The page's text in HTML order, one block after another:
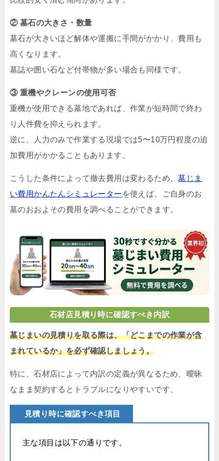
② 墓石の大きさ・数量
墓石が大きいほど解体や運搬に手間がかかり、費用も
高くなります。
墓誌や囲い石など付帯物が多い場合も同様です。
③ 重機やクレーンの使用可否
重機が使用できる墓地であれば、作業が短時間で終わ
り人件費を抑えられます。
逆に、人力のみで作業する現場では5〜10万円程度の追
加費用がかかることもあります。
こうした条件によって撤去費用は変わるため、墓じま
い費用かんたんシミュレーター を使えば、ご自身のお
墓のおおよその費用を調べることができます。
石材店見積り時に確認すべき内訳
墓じまいの見積りを取る際は、「どこまでの作業が含
まれているか」を必ず確認しましょう。
特に、石材店によって内訳の定義が異なるため、曖昧
なまま契約するとトラブルになりやすいです。
見積り時に確認すべき項目
主な項目は以下の通りです。